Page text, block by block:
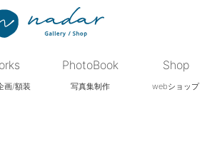
画/額装
PhotoBook
写真集制作
Shop
webショップ